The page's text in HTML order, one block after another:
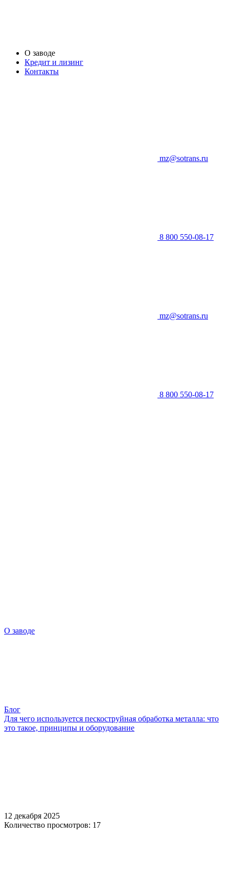
О заводе
Кредит и лизинг
Контакты
mz@sotrans.ru
8 800 550-08-17
mz@sotrans.ru
8 800 550-08-17
О заводе
Блог
Для чего используется пескоструйная обработка металла: что
это такое, принципы и оборудование
12 декабря 2025
Количество просмотров: 17